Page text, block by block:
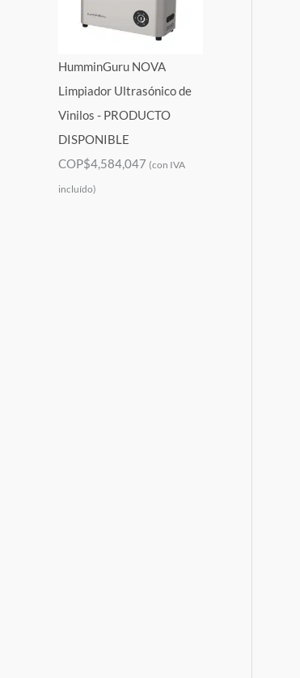
HumminGuru NOVA
Limpiador Ultrasónico de
Vinilos - PRODUCTO
DISPONIBLE
COP$4,584,047 (con IVA
incluído)